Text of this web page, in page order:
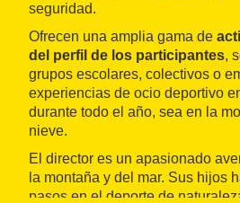
seguridad.
Ofrecen una amplia gama de
del perfil de los participantes,
grupos escolares, colectivos o
experiencias de ocio deportivo
durante todo el año, sea en la
nieve.
El director es un apasionado
la montaña y del mar. Sus hijos
pasos en el deporte de